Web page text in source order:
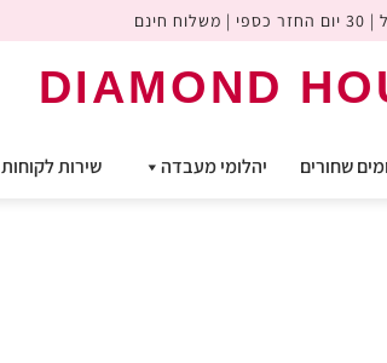
חינם
DIAMOND
שחורים יהלומי מעבדה שירות לקוחות